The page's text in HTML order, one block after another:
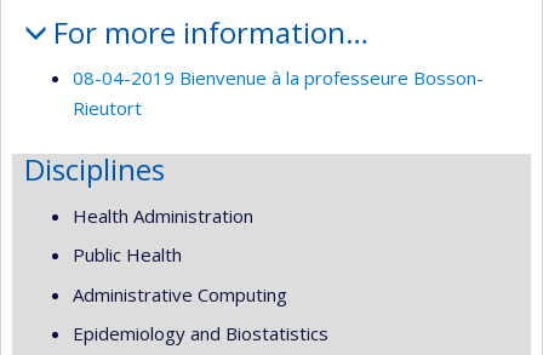
For more information…
08-04-2019 Bienvenue à la professeure Bosson-
Rieutort
Disciplines
Health Administration
Public Health
Administrative Computing
Epidemiology and Biostatistics